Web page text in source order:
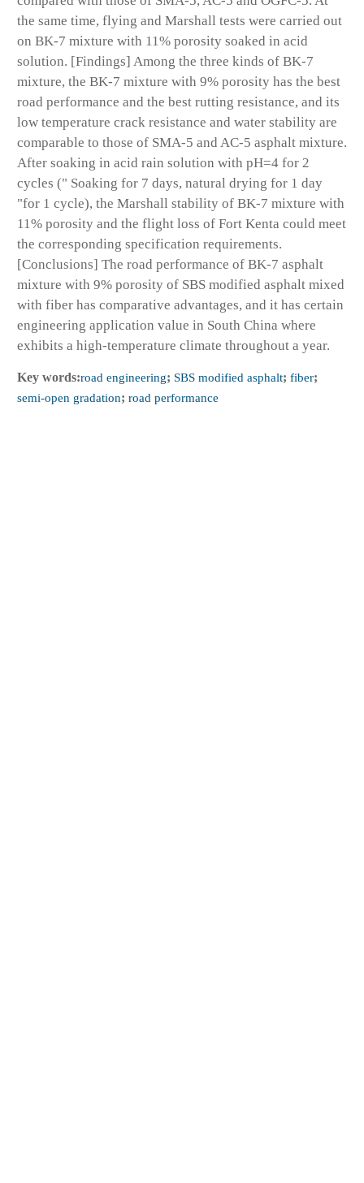
the same time, flying and Marshall tests were carried out
on BK-7 mixture with 11% porosity soaked in acid
solution. [Findings] Among the three kinds of BK-7
mixture, the BK-7 mixture with 9% porosity has the best
road performance and the best rutting resistance, and its
low temperature crack resistance and water stability are
comparable to those of SMA-5 and AC-5 asphalt mixture.
After soaking in acid rain solution with pH=4 for 2
cycles (" Soaking for 7 days, natural drying for 1 day
"for 1 cycle), the Marshall stability of BK-7 mixture with
11% porosity and the flight loss of Fort Kenta could meet
the corresponding specification requirements.
[Conclusions] The road performance of BK-7 asphalt
mixture with 9% porosity of SBS modified asphalt mixed
with fiber has comparative advantages, and it has certain
engineering application value in South China where
exhibits a high-temperature climate throughout a year.
Key words:road engineering; SBS modified asphalt; fiber;
semi-open gradation; road performance